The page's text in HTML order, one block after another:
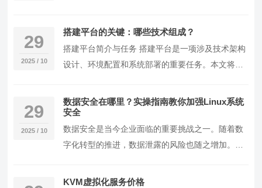
29
2025 / 10
搭建平台的关键：哪些技术组成？
搭建平台简介与任务 搭建平台是一项涉及技术架构
设计、环境配置和系统部署的重要任务。本文将详
29
2025 / 10
数据安全在哪里？实操指南教你加强Linux系统
安全
数据安全是当今企业面临的重要挑战之一。随着数
字化转型的推进，数据泄露的风险也随之增加。本
KVM虚拟化服务价格